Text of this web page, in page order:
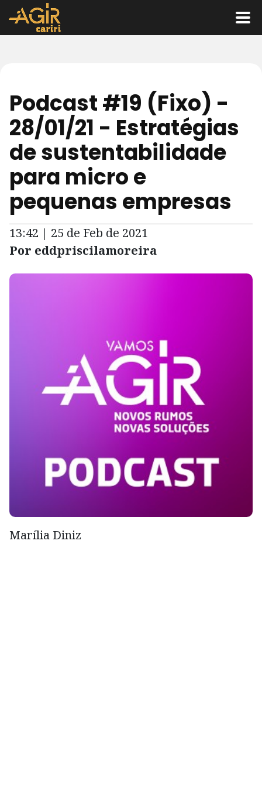
Podcast #19 (Fixo) -
28/01/21 - Estratégias
de sustentabilidade
para micro e
pequenas empresas
13:42 | 25 de Feb de 2021
Por eddpriscilamoreira
Marília Diniz